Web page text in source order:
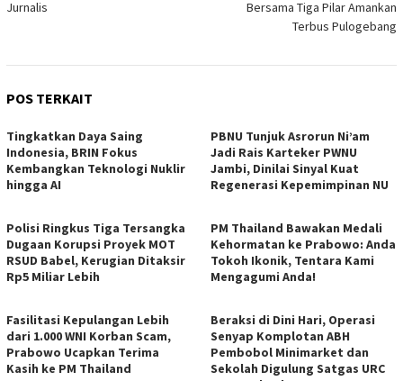
Jurnalis
Bersama Tiga Pilar Amankan
Terbus Pulogebang
POS TERKAIT
Tingkatkan Daya Saing
Indonesia, BRIN Fokus
Kembangkan Teknologi Nuklir
hingga AI
PBNU Tunjuk Asrorun Ni’am
Jadi Rais Karteker PWNU
Jambi, Dinilai Sinyal Kuat
Regenerasi Kepemimpinan NU
Polisi Ringkus Tiga Tersangka
Dugaan Korupsi Proyek MOT
RSUD Babel, Kerugian Ditaksir
Rp5 Miliar Lebih
PM Thailand Bawakan Medali
Kehormatan ke Prabowo: Anda
Tokoh Ikonik, Tentara Kami
Mengagumi Anda!
Fasilitasi Kepulangan Lebih
dari 1.000 WNI Korban Scam,
Prabowo Ucapkan Terima
Kasih ke PM Thailand
Beraksi di Dini Hari, Operasi
Senyap Komplotan ABH
Pembobol Minimarket dan
Sekolah Digulung Satgas URC